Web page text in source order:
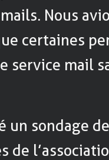
Nous
certaines
mail
un sondage
de